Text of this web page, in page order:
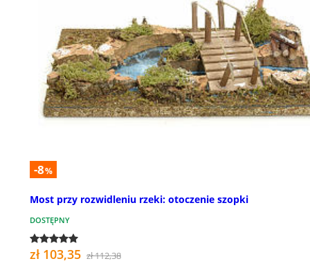
-8%
Most przy rozwidleniu rzeki: otoczenie szopki
DOSTĘPNY
zł 103,35 zł 112,38